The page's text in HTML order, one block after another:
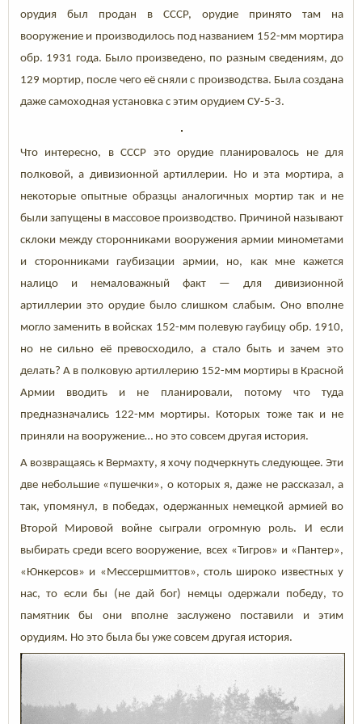
орудия был продан в СССР, орудие принято там на
вооружение и производилось под названием 152-мм мортира
обр. 1931 года. Было произведено, по разным сведениям, до
129 мортир, после чего её сняли с производства. Была создана
даже самоходная установка с этим орудием СУ-5-3.
Что интересно, в СССР это орудие планировалось не для
полковой, а дивизионной артиллерии. Но и эта мортира, а
некоторые опытные образцы аналогичных мортир так и не
были запущены в массовое производство. Причиной называют
склоки между сторонниками вооружения армии минометами
и сторонниками гаубизации армии, но, как мне кажется
налицо и немаловажный факт — для дивизионной
артиллерии это орудие было слишком слабым. Оно вполне
могло заменить в войсках 152-мм полевую гаубицу обр. 1910,
но не сильно её превосходило, а стало быть и зачем это
делать? А в полковую артиллерию 152-мм мортиры в Красной
Армии вводить и не планировали, потому что туда
предназначались 122-мм мортиры. Которых тоже так и не
приняли на вооружение… но это совсем другая история.
А возвращаясь к Вермахту, я хочу подчеркнуть следующее. Эти
две небольшие «пушечки», о которых я, даже не рассказал, а
так, упомянул, в победах, одержанных немецкой армией во
Второй Мировой войне сыграли огромную роль. И если
выбирать среди всего вооружение, всех «Тигров» и «Пантер»,
«Юнкерсов» и «Мессершмиттов», столь широко известных у
нас, то если бы (не дай бог) немцы одержали победу, то
памятник бы они вполне заслужено поставили и этим
орудиям. Но это была бы уже совсем другая история.